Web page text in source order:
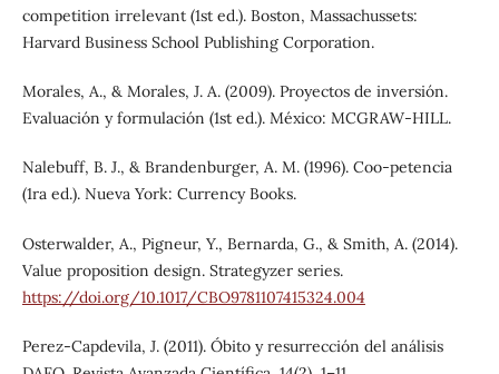
competition irrelevant (1st ed.). Boston, Massachussets:
Harvard Business School Publishing Corporation.
Morales, A., & Morales, J. A. (2009). Proyectos de inversión.
Evaluación y formulación (1st ed.). México: MCGRAW-HILL.
Nalebuff, B. J., & Brandenburger, A. M. (1996). Coo-petencia
(1ra ed.). Nueva York: Currency Books.
Osterwalder, A., Pigneur, Y., Bernarda, G., & Smith, A. (2014).
Value proposition design. Strategyzer series.
https://doi.org/10.1017/CBO9781107415324.004
Perez-Capdevila, J. (2011). Óbito y resurrección del análisis